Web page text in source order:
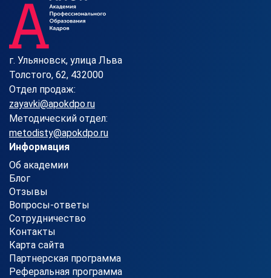
г. Ульяновск, улица Льва
Толстого, 62, 432000
Отдел продаж:
zayavki@apokdpo.ru
Методический отдел:
metodisty@apokdpo.ru
Информация
Об академии
Блог
Отзывы
Вопросы-ответы
Сотрудничество
Контакты
Карта сайта
Партнерская программа
Реферальная программа